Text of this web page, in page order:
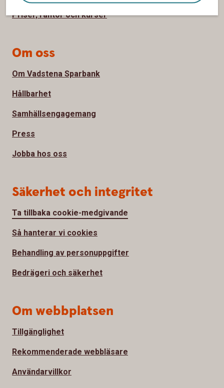
Priser, räntor och kurser
Om oss
Om Vadstena Sparbank
Hållbarhet
Samhällsengagemang
Press
Jobba hos oss
Säkerhet och integritet
Ta tillbaka cookie-medgivande
Så hanterar vi cookies
Behandling av personuppgifter
Bedrägeri och säkerhet
Om webbplatsen
Tillgänglighet
Rekommenderade webbläsare
Användarvillkor